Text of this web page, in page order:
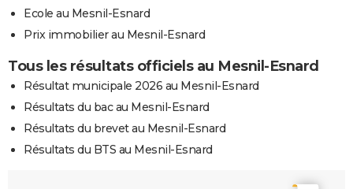
Ecole au Mesnil-Esnard
Prix immobilier au Mesnil-Esnard
Tous les résultats officiels au Mesnil-Esnard
Résultat municipale 2026 au Mesnil-Esnard
Résultats du bac au Mesnil-Esnard
Résultats du brevet au Mesnil-Esnard
Résultats du BTS au Mesnil-Esnard